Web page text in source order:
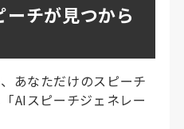
ーチが見つから
あなただけのスピーチ
AIスピーチジェネレー